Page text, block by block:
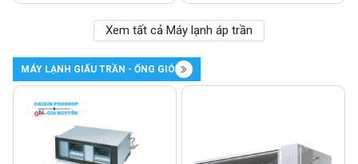
Xem tất cả Máy lạnh áp trần
MÁY LẠNH GIẤU TRẦN - ỐNG GIÓ